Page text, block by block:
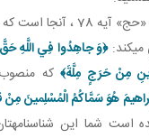
در پايان سوره مبارکه «حج»
مي کند:﴿وَ جاهِدُوا فِي اللَّهِ
مِنْ حَرَجٍ مِلَّةَ﴾ که
هُوَ سَمَّاكُمُ الْمُسْلِمينَ
است شما اين شناسنامه